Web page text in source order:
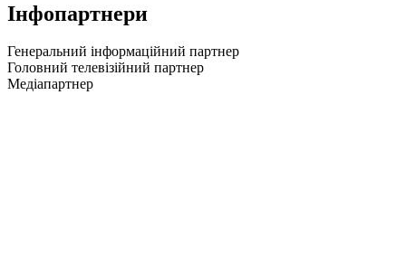
Інфопартнери
Генеральний інформаційний партнер
Головний телевізійний партнер
Медіапартнер